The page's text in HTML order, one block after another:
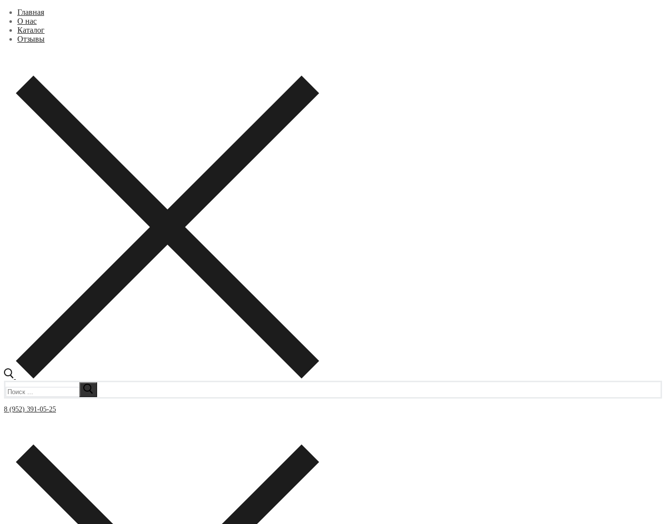
Перейти
содержимому
Меню
Закрыть
Главная
О нас
Каталог
Отзывы
8 (952) 391-05-25